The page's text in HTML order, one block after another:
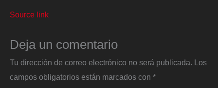
Source link
Deja un comentario
Tu dirección de correo electrónico no será publicada. Los
campos obligatorios están marcados con *